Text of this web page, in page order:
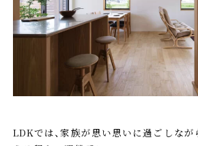
LDKでは、家族が思い思いに過ごしなが